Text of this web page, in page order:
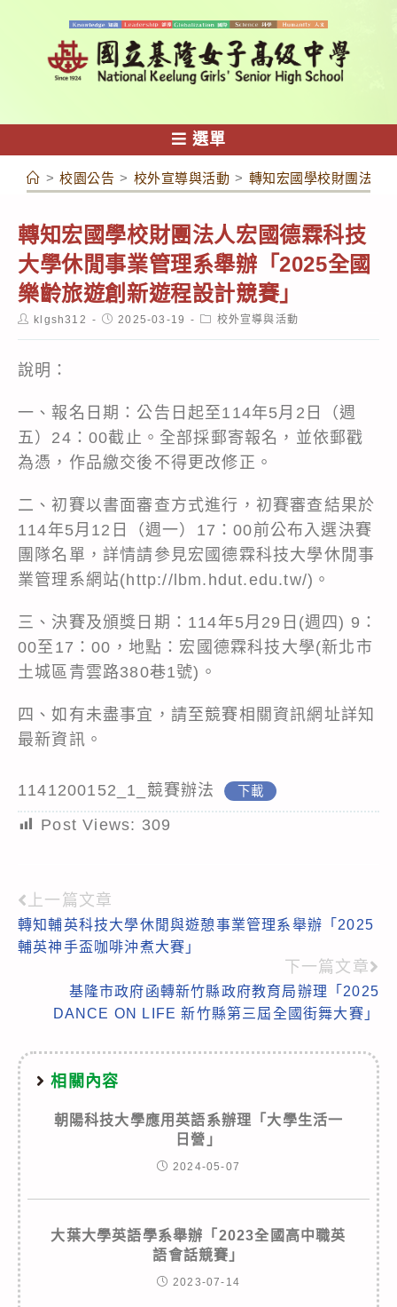
容
選單
> 校園公告 > 校外宣導與活動 > 轉知宏國學校財團法人
轉知宏國學校財團法人宏國德霖科技
大學休閒事業管理系舉辦「2025全國
樂齡旅遊創新遊程設計競賽」
Postklgsh312
Post2025-03-19
Post校外宣導與活動
說明：
一、報名日期：公告日起至114年5月2日（週
五）24：00截止。全部採郵寄報名，並依郵戳
為憑，作品繳交後不得更改修正。
二、初賽以書面審查方式進行，初賽審查結果於
114年5月12日（週一）17：00前公布入選決賽
團隊名單，詳情請參見宏國德霖科技大學休閒事
業管理系網站(http://lbm.hdut.edu.tw/)。
三、決賽及頒獎日期：114年5月29日(週四) 9：
00至17：00，地點：宏國德霖科技大學(新北市
土城區青雲路380巷1號)。
四、如有未盡事宜，請至競賽相關資訊網址詳知
最新資訊。
1141200152_1_競賽辦法 下載
Post Views: 309
Read
more
上一篇文章
轉知輔英科技大學休閒與遊憩事業管理系舉辦「2025
輔英神手盃咖啡沖煮大賽」
下一篇文章
基隆市政府函轉新竹縣政府教育局辦理「2025
DANCE ON LIFE 新竹縣第三屆全國街舞大賽」
相關內容
朝陽科技大學應用英語系辦理「大學生活一
日營」
2024-05-07
大葉大學英語學系舉辦「2023全國高中職英
語會話競賽」
2023-07-14